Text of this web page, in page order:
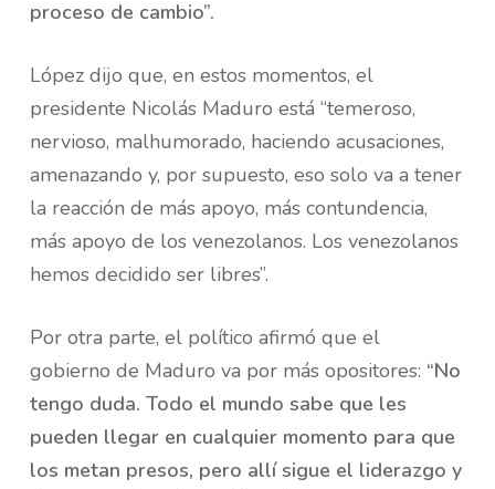
proceso de cambio”.
López dijo que, en estos momentos, el
presidente Nicolás Maduro está “temeroso,
nervioso, malhumorado, haciendo acusaciones,
amenazando y, por supuesto, eso solo va a tener
la reacción de más apoyo, más contundencia,
más apoyo de los venezolanos. Los venezolanos
hemos decidido ser libres”.
Por otra parte, el político afirmó que el
gobierno de Maduro va por más opositores: “No
tengo duda. Todo el mundo sabe que les
pueden llegar en cualquier momento para que
los metan presos, pero allí sigue el liderazgo y